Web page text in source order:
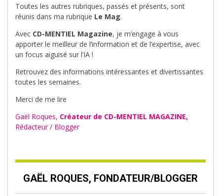
Toutes les autres rubriques, passés et présents, sont
réunis dans ma rubrique Le Mag.
Avec CD-MENTIEL Magazine, je m’engage à vous
apporter le meilleur de l’information et de l’expertise, avec
un focus aiguisé sur l’IA !
Retrouvez des informations intéressantes et divertissantes
toutes les semaines.
Merci de me lire
Gaël Roques, Créateur de CD-MENTIEL MAGAZINE,
Rédacteur / Blogger
GAËL ROQUES, FONDATEUR/BLOGGER